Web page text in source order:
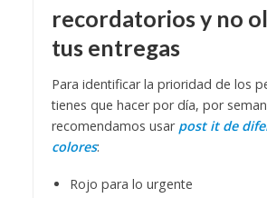
recordatorios y no
tus entregas
Para identificar la prioridad de los
tienes que hacer por día, por
recomendamos usar post it de
colores:
Rojo para lo urgente